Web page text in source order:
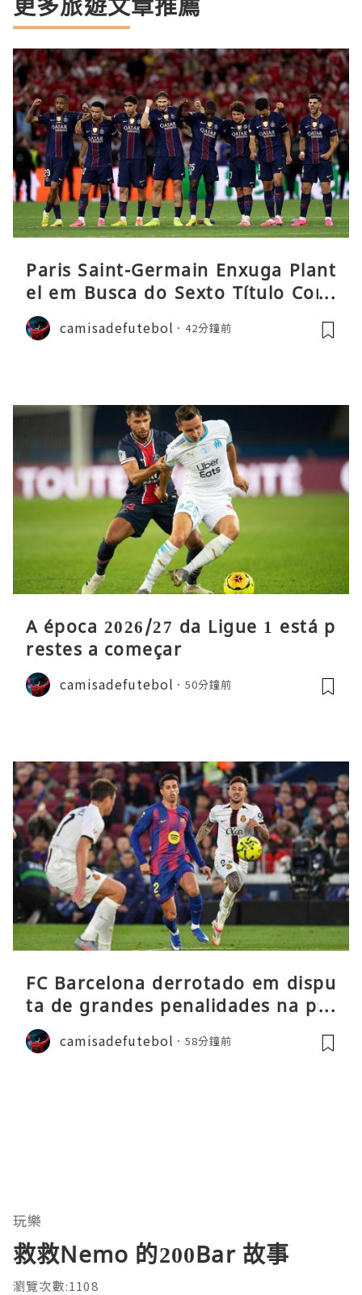
Paris Saint-Germain Enxuga Plant
el em Busca do Sexto Título Cons
ecutivo da Liga
camisadefutebol 42分鐘前
A época 2026/27 da Ligue 1 está p
restes a começar
camisadefutebol 50分鐘前
FC Barcelona derrotado em dispu
ta de grandes penalidades na pré
-época
camisadefutebol 58分鐘前
玩樂
救救Nemo 的200Bar 故事
瀏覽次數:1108